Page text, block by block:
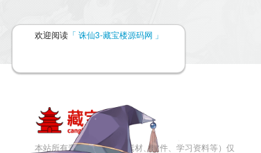
本站所有素材资源（包括素材、软件、学习资料等）仅
欢迎阅读「 诛仙3-藏宝楼源码网 」